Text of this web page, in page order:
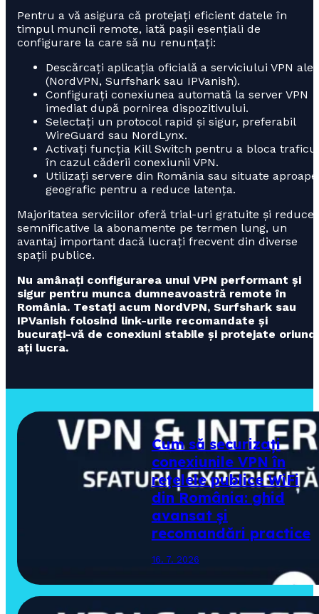
Pentru a vă asigura că protejați eficient datele în
timpul muncii remote, iată pașii esențiali de
configurare la care să nu renunțați:
Descărcați aplicația oficială a serviciului VPN ales
(NordVPN, Surfshark sau IPVanish).
Configurați conexiunea automată la server VPN
imediat după pornirea dispozitivului.
Selectați un protocol rapid și sigur, preferabil
WireGuard sau NordLynx.
Activați funcția Kill Switch pentru a bloca traficul
în cazul căderii conexiunii VPN.
Utilizați servere din România sau situate aproape
geografic pentru a reduce latența.
Majoritatea serviciilor oferă trial-uri gratuite și
semnificative la abonamente pe termen lung, un
avantaj important dacă lucrați frecvent din diverse
spații publice.
Nu amânați configurarea unui VPN performant și
sigur pentru munca dumneavoastră remote în
România. Testați acum NordVPN, Surfshark sau
IPVanish folosind link-urile recomandate și
bucurați-vă de conexiuni stabile și protejate
ați lucra.
Cum să securizați
conexiunile VPN în
rețelele publice WiFi
din România: ghid
avansat și
recomandări practice
16. 7. 2026